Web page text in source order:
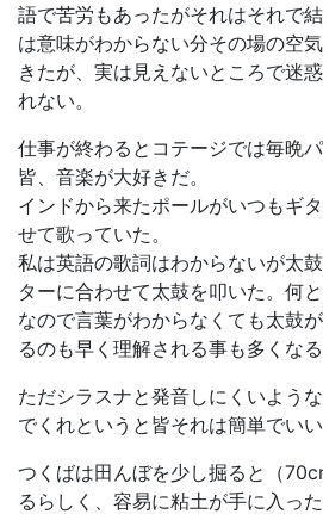
語で苦労もあったがそれはそれで
は意味がわからない分その場の空
きたが、実は見えないところで迷
れない。
仕事が終わるとコテージでは毎晩パ
皆、音楽が大好きだ。
インドから来たポールがいつもギ
せて歌っていた。
私は英語の歌詞はわからないが太
ターに合わせて太鼓を叩いた。何
なので言葉がわからなくても太鼓
るのも早く理解される事も多くなる
ただシラスナと発音しにくいよう
でくれというと皆それは簡単でい
つくばは田んぼを少し掘ると（
るらしく、容易に粘土が手に入っ